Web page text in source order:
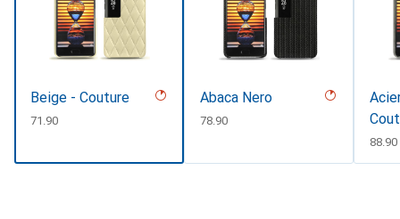
Beige - Couture
CHF
71.90
Abaca Nero
CHF
78.90
CHF
88.90